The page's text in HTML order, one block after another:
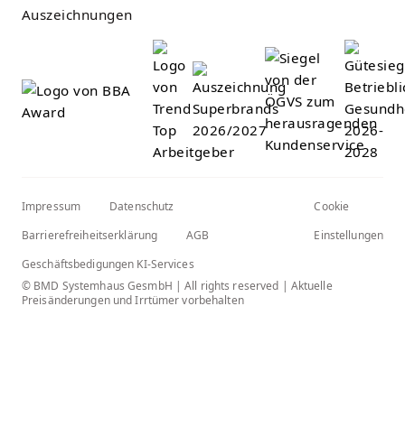
Auszeichnungen
Impressum
Datenschutz
Barrierefreiheitserklärung
AGB
Geschäftsbedigungen KI-Services
Cookie
Einstellungen
© BMD Systemhaus GesmbH | All rights reserved | Aktuelle
Preisänderungen und Irrtümer vorbehalten